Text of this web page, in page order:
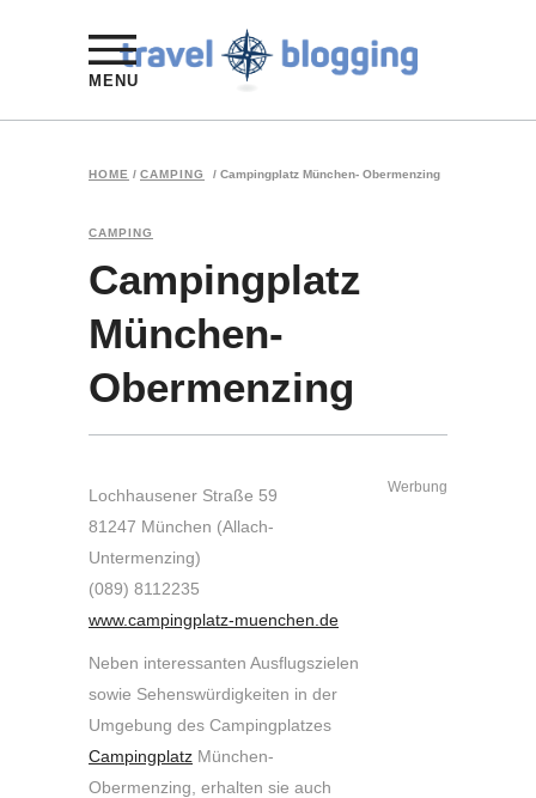
MENU
HOME / CAMPING / Campingplatz München- Obermenzing
CAMPING
Campingplatz
München-
Obermenzing
Lochhausener Straße 59
81247 München (Allach-
Untermenzing)
(089) 8112235
www.campingplatz-muenchen.de
Neben interessanten Ausflugszielen
sowie Sehenswürdigkeiten in der
Umgebung des Campingplatzes
Campingplatz München-
Obermenzing, erhalten sie auch
Werbung